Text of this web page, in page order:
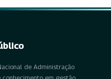
de Administração